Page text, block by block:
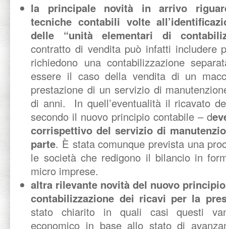
la principale novità in arrivo
tecniche contabili volte
delle “unità elementari di
contratto di vendita può infatti includere
richiedono una contabilizzazione
essere il caso della vendita di un
prestazione di un servizio di
di anni. In quell’eventualità il ricavato
secondo il nuovo principio contabile – d
corrispettivo del servizio di
parte. È stata comunque prevista una
le società che redigono il bilancio in
micro imprese.
altra rilevante novità del nuovo
contabilizzazione dei ricavi per la
stato chiarito in quali casi questi
economico in base allo stato di